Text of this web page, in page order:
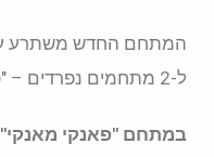
ל-2 מתחמים נפרדים – "פאנקי מאנקי" ו"פאנקי נינג'ה":
במתחם "פאנקי מאנקי"